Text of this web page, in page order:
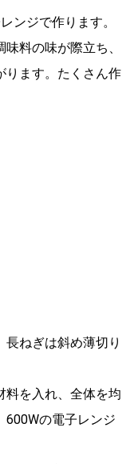
ンジで作ります。
料の味が際立ち、
ります。たくさん作
長ねぎは斜め薄切り
料を入れ、全体を均
600Wの電子レンジ